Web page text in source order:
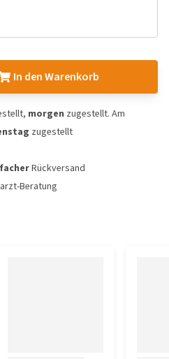
In den Warenkorb
morgen zugestellt. Am
zugestellt
Rückversand
Beratung